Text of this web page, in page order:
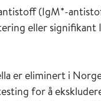
(IgM*-
eller signifikant
er eliminert i
for å